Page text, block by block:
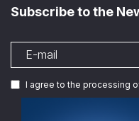
Subscribe to the
I agree to the processing